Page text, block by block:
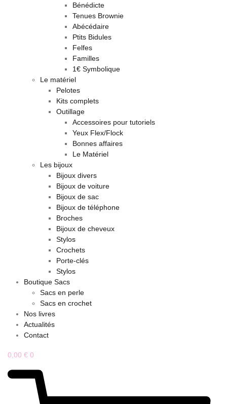
Bénédicte
Tenues Brownie
Abécédaire
Ptits Bidules
Felfes
Familles
1€ Symbolique
Le matériel
Pelotes
Kits complets
Outillage
Accessoires pour tutoriels
Yeux Flex/Flock
Bonnes affaires
Le Matériel
Les bijoux
Bijoux divers
Bijoux de voiture
Bijoux de sac
Bijoux de téléphone
Broches
Bijoux de cheveux
Stylos
Crochets
Porte-clés
Stylos
Boutique Sacs
Sacs en perle
Sacs en crochet
Nos livres
Actualités
Contact
0,00 € 0